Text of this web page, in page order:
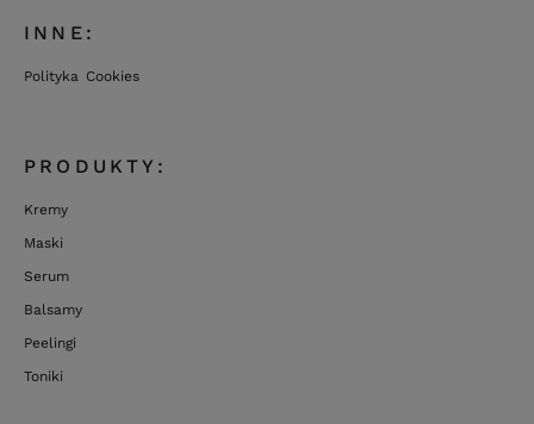
INNE:
Polityka Cookies
PRODUKTY:
Kremy
Maski
Serum
Balsamy
Peelingi
Toniki